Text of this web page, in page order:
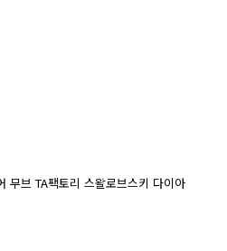
브 TA팩토리 스왈로브스키 다이아